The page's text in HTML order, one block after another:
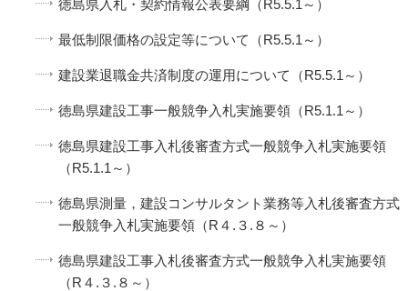
徳島県入札・契約情報公表要綱（R5.5.1～）
最低制限価格の設定等について（R5.5.1～）
建設業退職金共済制度の運用について（R5.5.1～）
徳島県建設工事一般競争入札実施要領（R5.1.1～）
徳島県建設工事入札後審査方式一般競争入札実施要領
（R5.1.1～）
徳島県測量，建設コンサルタント業務等入札後審査方式
一般競争入札実施要領（R４.３.８～）
徳島県建設工事入札後審査方式一般競争入札実施要領
（R４.３.８～）